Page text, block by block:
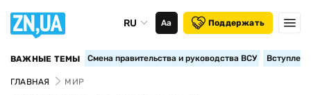
RU Аа Поддержать
ВАЖНЫЕ ТЕМЫ Смена правительства и руководства ВСУ
ГЛАВНАЯ МИР